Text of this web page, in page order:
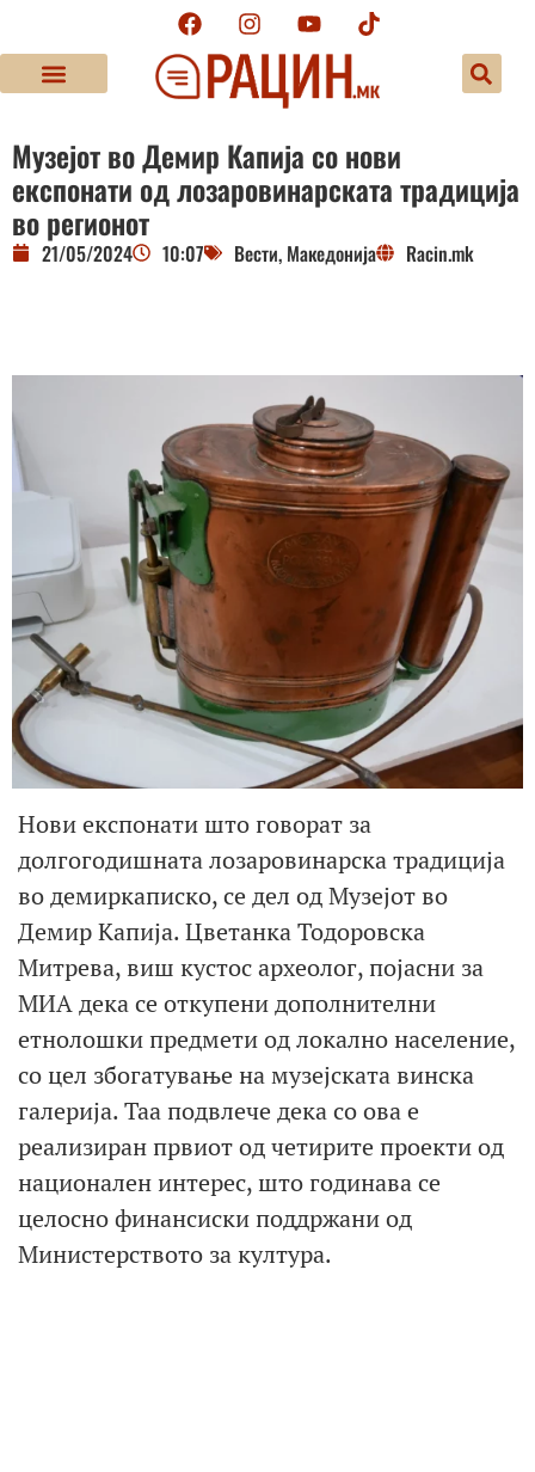
Музејот во Демир Капија со нови
експонати од лозаровинарската традиција
во регионот
21/05/2024 10:07 Вести, Македонија Racin.mk
Нови експонати што говорат за
долгогодишната лозаровинарска традиција
во демиркаписко, се дел од Музејот во
Демир Капија. Цветанка Тодоровска
Митрева, виш кустос археолог, појасни за
МИА дека се откупени дополнителни
етнолошки предмети од локално население,
со цел збогатување на музејската винска
галерија. Таа подвлече дека со ова е
реализиран првиот од четирите проекти од
национален интерес, што годинава се
целосно финансиски поддржани од
Министерството за култура.